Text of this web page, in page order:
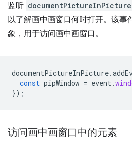
监听 documentPictureInPicture
以了解画中画窗口何时打开。该事
象，用于访问画中画窗口。
documentPictureInPicture.
const pipWindow = event .
});
访问画中画窗口中的元素